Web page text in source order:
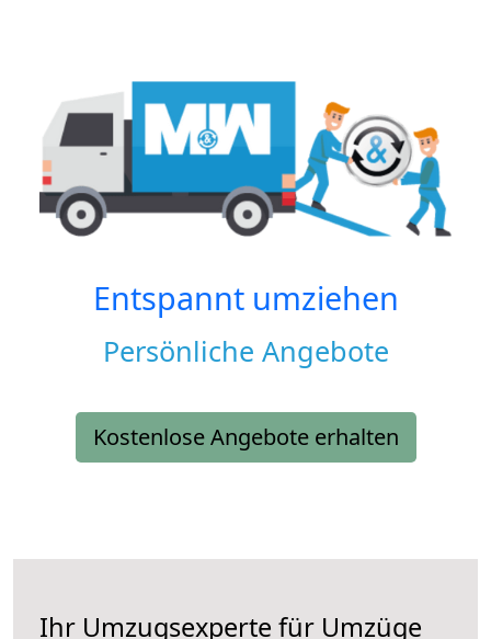
Entspannt umziehen
Persönliche Angebote
Kostenlose Angebote erhalten
Ihr Umzugsexperte für Umzüge